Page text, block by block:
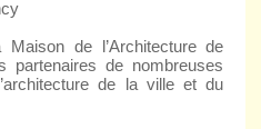
de l’Architecture de
partenaires de nombreuses
de la ville et du